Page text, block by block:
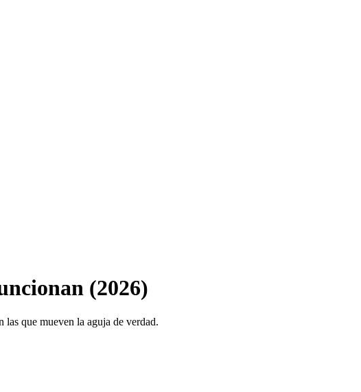
(2026)
las que mueven la aguja de verdad.